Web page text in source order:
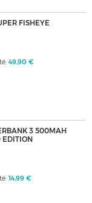
FISHEYE
49,90 €
3 500MAH
EDITION
14,99 €